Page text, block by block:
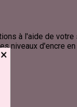
à l'aide de votre
niveaux d'encre
×